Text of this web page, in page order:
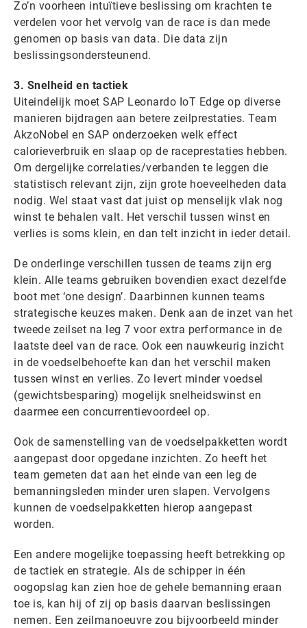
Zo’n voorheen intuïtieve beslissing om krachten te
verdelen voor het vervolg van de race is dan mede
genomen op basis van data. Die data zijn
beslissingsondersteunend.
3. Snelheid en tactiek
Uiteindelijk moet SAP Leonardo IoT Edge op diverse
manieren bijdragen aan betere zeilprestaties. Team
AkzoNobel en SAP onderzoeken welk effect
calorieverbruik en slaap op de raceprestaties hebben.
Om dergelijke correlaties/verbanden te leggen die
statistisch relevant zijn, zijn grote hoeveelheden data
nodig. Wel staat vast dat juist op menselijk vlak nog
winst te behalen valt. Het verschil tussen winst en
verlies is soms klein, en dan telt inzicht in ieder detail.
De onderlinge verschillen tussen de teams zijn erg
klein. Alle teams gebruiken bovendien exact dezelfde
boot met ‘one design’. Daarbinnen kunnen teams
strategische keuzes maken. Denk aan de inzet van het
tweede zeilset na leg 7 voor extra performance in de
laatste deel van de race. Ook een nauwkeurig inzicht
in de voedselbehoefte kan dan het verschil maken
tussen winst en verlies. Zo levert minder voedsel
(gewichtsbesparing) mogelijk snelheidswinst en
daarmee een concurrentievoordeel op.
Ook de samenstelling van de voedselpakketten wordt
aangepast door opgedane inzichten. Zo heeft het
team gemeten dat aan het einde van een leg de
bemanningsleden minder uren slapen. Vervolgens
kunnen de voedselpakketten hierop aangepast
worden.
Een andere mogelijke toepassing heeft betrekking op
de tactiek en strategie. Als de schipper in één
oogopslag kan zien hoe de gehele bemanning eraan
toe is, kan hij of zij op basis daarvan beslissingen
nemen. Een zeilmanoeuvre zou bijvoorbeeld minder